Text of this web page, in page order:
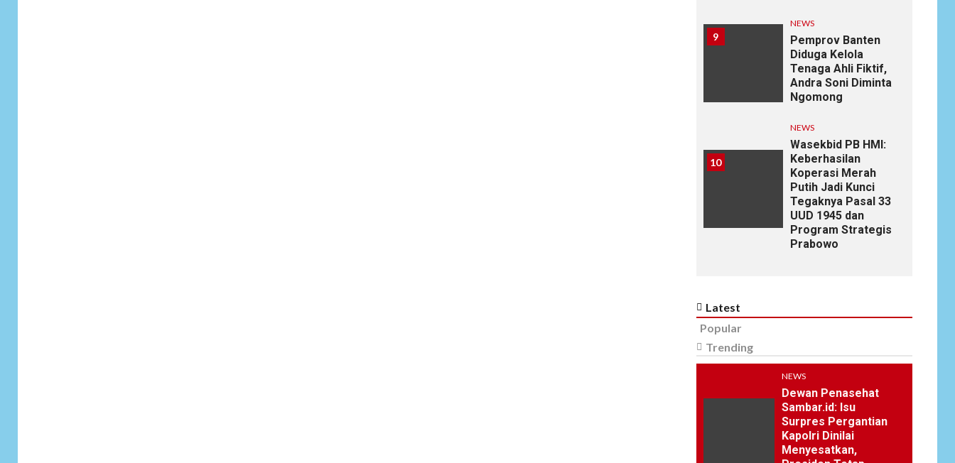
9
NEWS
Pemprov Banten
Diduga Kelola
Tenaga Ahli Fiktif,
Andra Soni Diminta
Ngomong
10
NEWS
Wasekbid PB HMI:
Keberhasilan
Koperasi Merah
Putih Jadi Kunci
Tegaknya Pasal 33
UUD 1945 dan
Program Strategis
Prabowo
Latest
Popular
Trending
NEWS
Dewan Penasehat
Sambar.id: Isu
Surpres Pergantian
Kapolri Dinilai
Menyesatkan,